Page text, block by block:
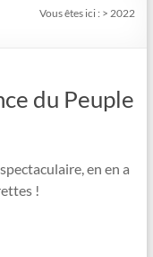
Vous êtes ici : >2022
du Peuple
en en a
!